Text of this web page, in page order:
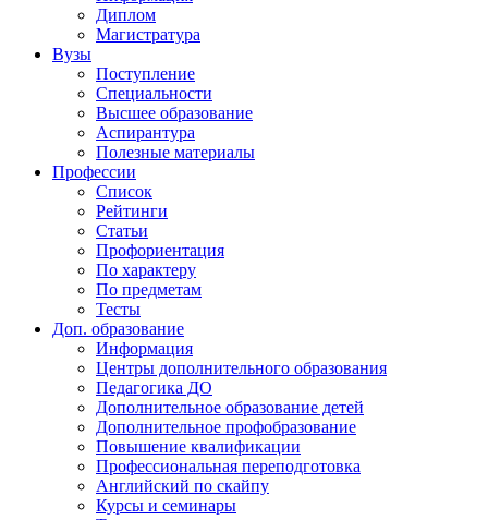
Диплом
Магистратура
Вузы
Поступление
Специальности
Высшее образование
Аспирантура
Полезные материалы
Профессии
Список
Рейтинги
Статьи
Профориентация
По характеру
По предметам
Тесты
Доп. образование
Информация
Центры дополнительного образования
Педагогика ДО
Дополнительное образование детей
Дополнительное профобразование
Повышение квалификации
Профессиональная переподготовка
Английский по скайпу
Курсы и семинары